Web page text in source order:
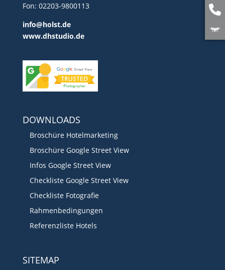
Fon: 02203-9800113
info@holst.de
www.dhstudio.de
DOWNLOADS
Broschüre Hotelmarketing
Broschüre Google Street View
Infos Google Street View
Checkliste Google Street View
Checkliste Fotografie
Rahmenbedingungen
Referenzliste Hotels
SITEMAP